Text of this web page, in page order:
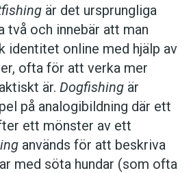
är det ursprungliga
två och innebär att man
identitet online med hjälp av
ofta för att verka mer
är. Dogfishing är
på analogibildning där ett
ett mönster av ett
används för att beskriva
med söta hundar (som ofta